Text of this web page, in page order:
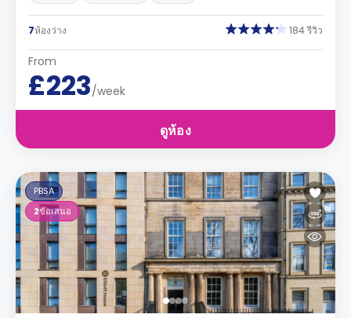
7ห้องว่าง 184 รีวิว
From
£223/week
ดูห้อง
PBSA
2ข้อเสนอ